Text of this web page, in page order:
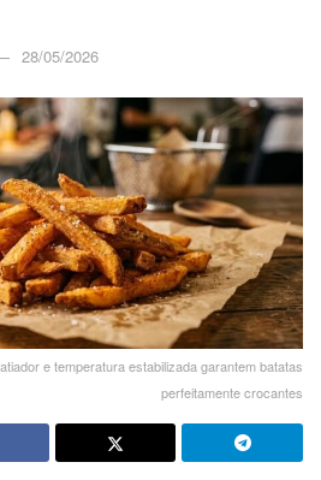
28/05/2026
e temperatura estabilizada garantem batatas
perfeitamente crocantes